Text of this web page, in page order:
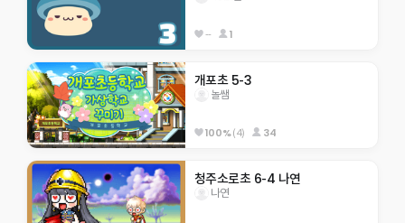
-- 1
개포초 5-3
놀쌤
100%(4) 34
청주소로초 6-4 나연
나연